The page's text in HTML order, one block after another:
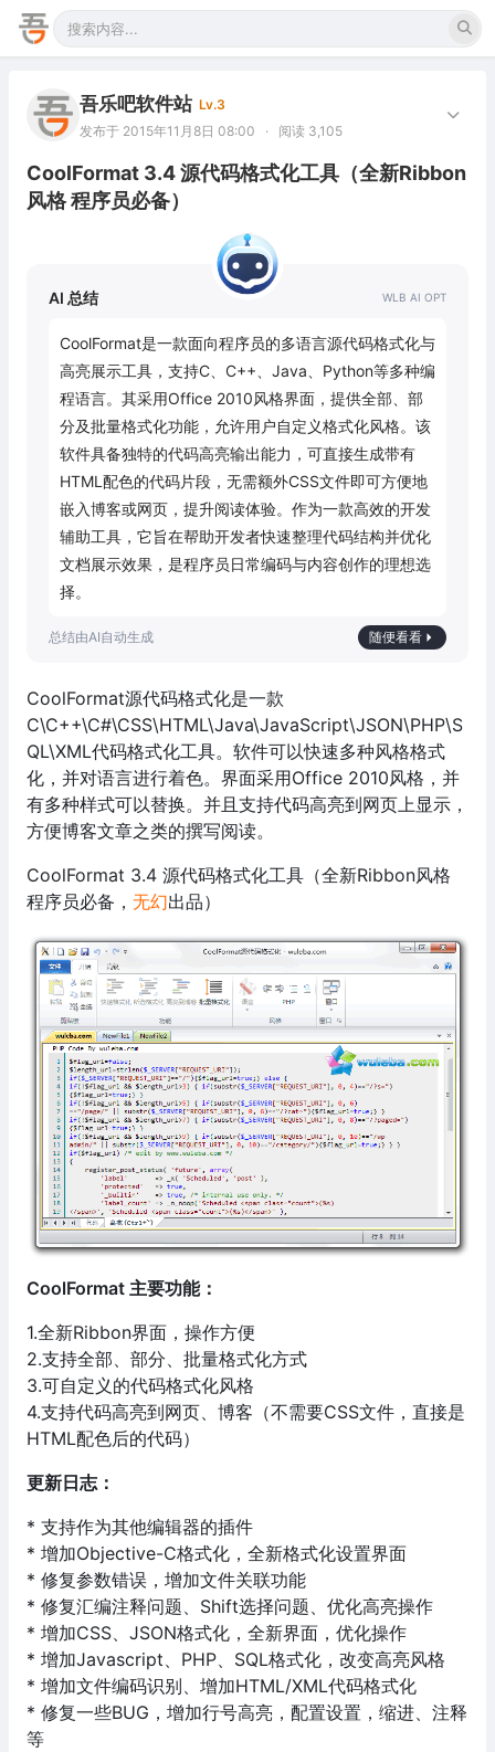
吾乐吧软件站 Lv.3
发布于 2015年11月8日 08:00
· 阅读 3,105
CoolFormat 3.4 源代码格式化工具（全新Ribbon
风格 程序员必备）
AI 总结
CoolFormat是一款面向程序员的多语言源代码格式化与
高亮展示工具，支持C、C++、Java、Python等多种编
程语言。其采用Office 2010风格界面，提供全部、部
分及批量格式化功能，允许用户自定义格式化风格。该
软件具备独特的代码高亮输出能力，可直接生成带有
HTML配色的代码片段，无需额外CSS文件即可方便地
嵌入博客或网页，提升阅读体验。作为一款高效的开发
辅助工具，它旨在帮助开发者快速整理代码结构并优化
文档展示效果，是程序员日常编码与内容创作的理想选
择。
随便看看
CoolFormat源代码格式化是一款
C\C++\C#\CSS\HTML\Java\JavaScript\JSON\PHP\S
QL\XML代码格式化工具。软件可以快速多种风格格式
化，并对语言进行着色。界面采用Office 2010风格，并
有多种样式可以替换。并且支持代码高亮到网页上显示，
方便博客文章之类的撰写阅读。
CoolFormat 3.4 源代码格式化工具（全新Ribbon风格
程序员必备， 无幻出品）
CoolFormat 主要功能：
1.全新Ribbon界面，操作方便
2.支持全部、部分、批量格式化方式
3.可自定义的代码格式化风格
4.支持代码高亮到网页、博客（不需要CSS文件，直接是
HTML配色后的代码）
更新日志：
* 支持作为其他编辑器的插件
* 增加Objective-C格式化，全新格式化设置界面
* 修复参数错误，增加文件关联功能
* 修复汇编注释问题、Shift选择问题、优化高亮操作
* 增加CSS、JSON格式化，全新界面，优化操作
* 增加Javascript、PHP、SQL格式化，改变高亮风格
* 增加文件编码识别、增加HTML/XML代码格式化
* 修复一些BUG，增加行号高亮，配置设置，缩进、注释
等